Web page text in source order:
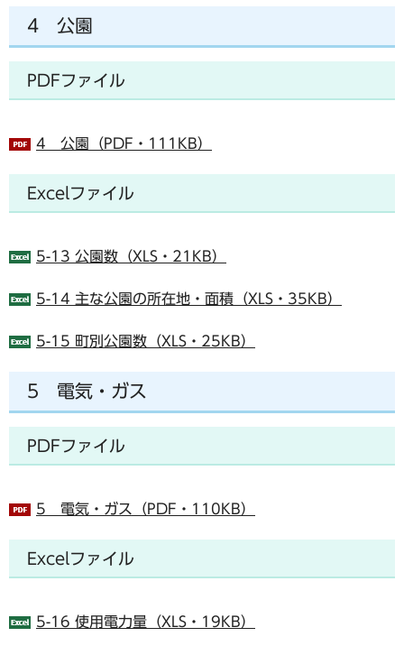
4 公園
PDFファイル
4 公園（PDF・111KB）
Excelファイル
5-13 公園数（XLS・21KB）
5-14 主な公園の所在地・面積（XLS・35KB）
5-15 町別公園数（XLS・25KB）
5 電気・ガス
PDFファイル
5 電気・ガス（PDF・110KB）
Excelファイル
5-16 使用電力量（XLS・19KB）